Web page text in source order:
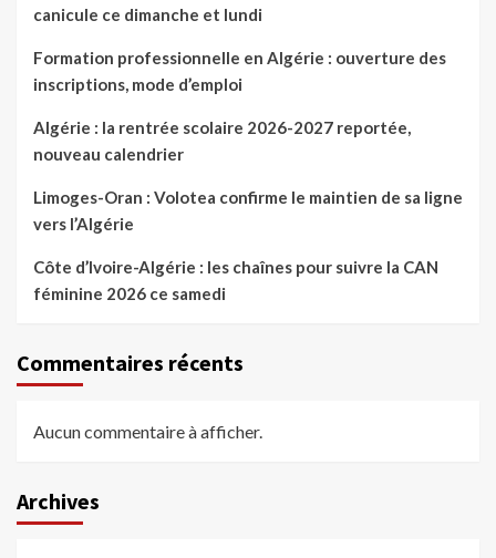
canicule ce dimanche et lundi
Formation professionnelle en Algérie : ouverture des
inscriptions, mode d’emploi
Algérie : la rentrée scolaire 2026-2027 reportée,
nouveau calendrier
Limoges-Oran : Volotea confirme le maintien de sa ligne
vers l’Algérie
Côte d’Ivoire-Algérie : les chaînes pour suivre la CAN
féminine 2026 ce samedi
Commentaires récents
Aucun commentaire à afficher.
Archives